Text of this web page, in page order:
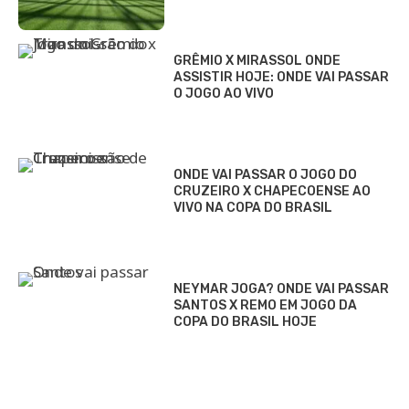
GRÊMIO X MIRASSOL ONDE
ASSISTIR HOJE: ONDE VAI PASSAR
O JOGO AO VIVO
ONDE VAI PASSAR O JOGO DO
CRUZEIRO X CHAPECOENSE AO
VIVO NA COPA DO BRASIL
NEYMAR JOGA? ONDE VAI PASSAR
SANTOS X REMO EM JOGO DA
COPA DO BRASIL HOJE